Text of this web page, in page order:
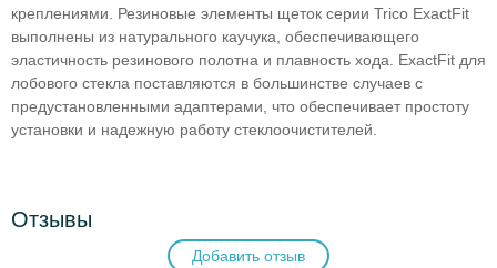
креплениями. Резиновые элементы щеток серии Trico ExactFit
выполнены из натурального каучука, обеспечивающего
эластичность резинового полотна и плавность хода. ExactFit для
лобового стекла поставляются в большинстве случаев с
предустановленными адаптерами, что обеспечивает простоту
установки и надежную работу стеклоочистителей.
Отзывы
Добавить отзыв